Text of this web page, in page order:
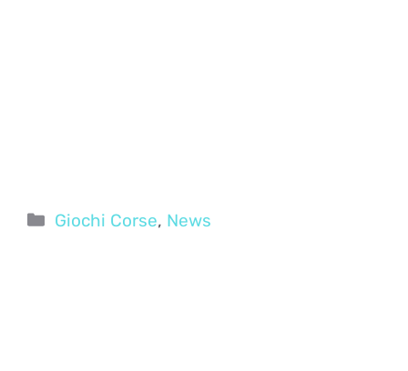
Categorie
Giochi Corse, News